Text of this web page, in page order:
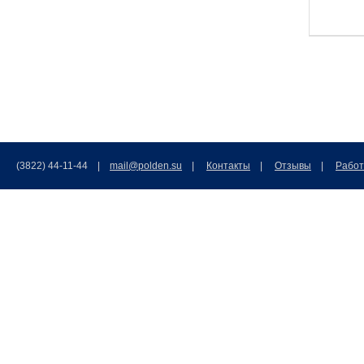
(3822) 44-11-44 | mail@polden.su Контакты Отзывы